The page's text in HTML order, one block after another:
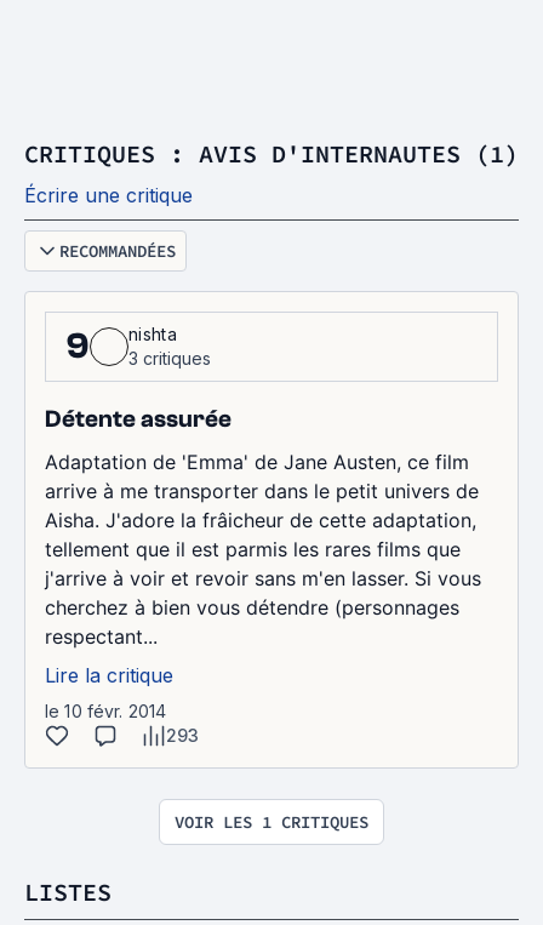
CRITIQUES : AVIS D'INTERNAUTES (1)
Écrire une critique
RECOMMANDÉES
9
nishta
3 critiques
Détente assurée
Adaptation de 'Emma' de Jane Austen, ce film
arrive à me transporter dans le petit univers de
Aisha. J'adore la frâicheur de cette adaptation,
tellement que il est parmis les rares films que
j'arrive à voir et revoir sans m'en lasser. Si vous
cherchez à bien vous détendre (personnages
respectant...
Lire la critique
le 10 févr. 2014
293
VOIR LES 1 CRITIQUES
LISTES